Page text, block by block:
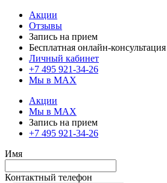
Акции
Отзывы
Запись на прием
Бесплатная онлайн-консультация
Личный кабинет
+7 495 921-34-26
Мы в MAX
Акции
Мы в MAX
Запись на прием
+7 495 921-34-26
Имя
Контактный телефон